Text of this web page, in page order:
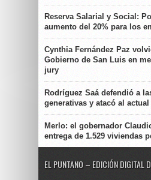
Reserva Salarial y Social:
aumento del 20% para los
Cynthia Fernández Paz
Gobierno de San Luis en
jury
Rodríguez Saá defendió a
generativas y atacó al
Merlo: el gobernador
entrega de 1.529 viviendas
EL PUNTANO – EDICIÓN DIGITAL